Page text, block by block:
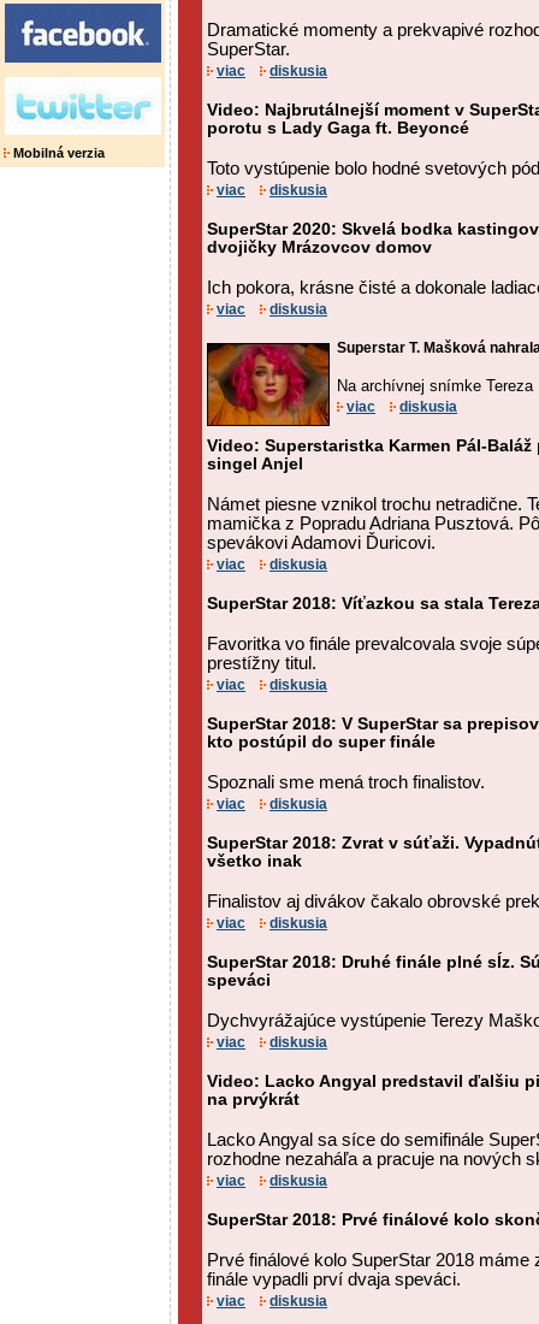
Mobilná verzia
Dramatické momenty a prekvapivé
SuperStar.
viac diskusia
Video: Najbrutálnejší moment v
porotu s Lady Gaga ft. Beyoncé
Toto vystúpenie bolo hodné svetových
viac diskusia
SuperStar 2020: Skvelá bodka
dvojičky Mrázovcov domov
Ich pokora, krásne čisté a dokonale
viac diskusia
Superstar T. Mašková
Na archívnej snímke Tereza
viac diskusia
Video: Superstaristka Karmen Pál-
singel Anjel
Námet piesne vznikol trochu netradične.
mamička z Popradu Adriana Pusztová.
spevákovi Adamovi Ďuricovi.
viac diskusia
SuperStar 2018: Víťazkou sa stala
Favoritka vo finále prevalcovala svoje
prestížny titul.
viac diskusia
SuperStar 2018: V SuperStar sa
kto postúpil do super finále
Spoznali sme mená troch finalistov.
viac diskusia
SuperStar 2018: Zvrat v súťaži.
všetko inak
Finalistov aj divákov čakalo obrovské
viac diskusia
SuperStar 2018: Druhé finále plné sĺz.
speváci
Dychvyrážajúce vystúpenie Terezy
viac diskusia
Video: Lacko Angyal predstavil ďalšiu
na prvýkrát
Lacko Angyal sa síce do semifinále
rozhodne nezaháľa a pracuje na nových
viac diskusia
SuperStar 2018: Prvé finálové kolo
Prvé finálové kolo SuperStar 2018 máme
finále vypadli prví dvaja speváci.
viac diskusia